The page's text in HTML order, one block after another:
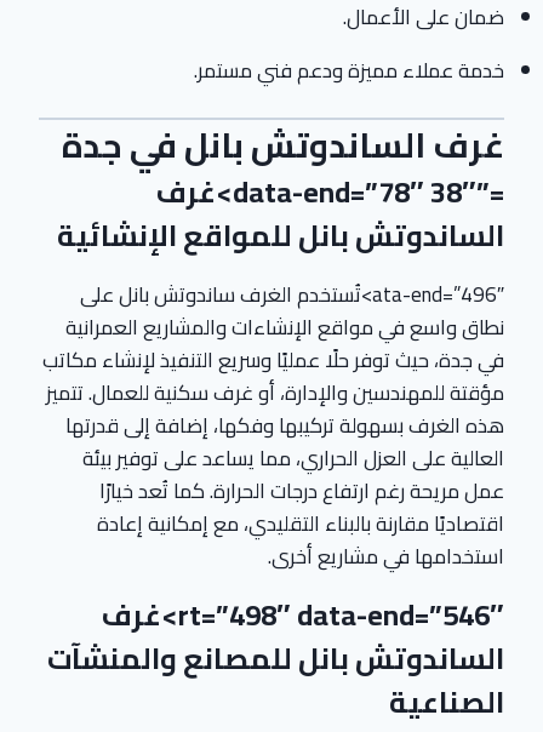
ضمان على الأعمال.
خدمة عملاء مميزة ودعم فني مستمر.
غرف الساندوتش بانل في جدة
=”38″ data-end=”78″>غرف
الساندوتش بانل للمواقع الإنشائية
ata-end=”496″>تُستخدم الغرف ساندوتش بانل على
نطاق واسع في مواقع الإنشاءات والمشاريع العمرانية
في جدة، حيث توفر حلًا عمليًا وسريع التنفيذ لإنشاء مكاتب
مؤقتة للمهندسين والإدارة، أو غرف سكنية للعمال. تتميز
هذه الغرف بسهولة تركيبها وفكها، إضافة إلى قدرتها
العالية على العزل الحراري، مما يساعد على توفير بيئة
عمل مريحة رغم ارتفاع درجات الحرارة. كما تُعد خيارًا
اقتصاديًا مقارنة بالبناء التقليدي، مع إمكانية إعادة
استخدامها في مشاريع أخرى.
rt=”498″ data-end=”546″>غرف
الساندوتش بانل للمصانع والمنشآت
الصناعية